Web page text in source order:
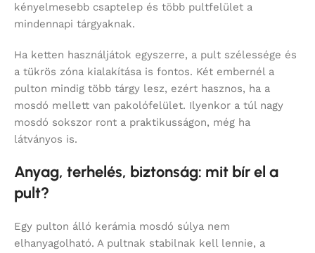
kényelmesebb csaptelep és több pultfelület a
mindennapi tárgyaknak.
Ha ketten használjátok egyszerre, a pult szélessége és
a tükrös zóna kialakítása is fontos. Két embernél a
pulton mindig több tárgy lesz, ezért hasznos, ha a
mosdó mellett van pakolófelület. Ilyenkor a túl nagy
mosdó sokszor ront a praktikusságon, még ha
látványos is.
Anyag, terhelés, biztonság: mit bír el a
pult?
Egy pulton álló kerámia mosdó súlya nem
elhanyagolható. A pultnak stabilnak kell lennie, a